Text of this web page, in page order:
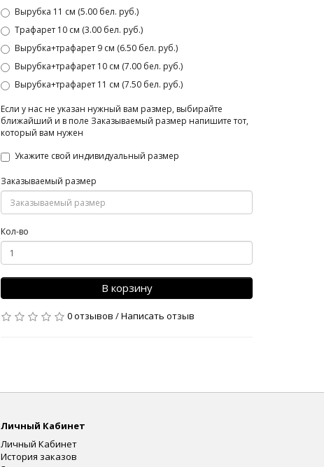
Вырубка 11 см (5.00 бел. руб.)
Трафарет 10 см (3.00 бел. руб.)
Вырубка+трафарет 9 см (6.50 бел. руб.)
Вырубка+трафарет 10 см (7.00 бел. руб.)
Вырубка+трафарет 11 см (7.50 бел. руб.)
Если у нас не указан нужный вам размер, выбирайте
ближайший и в поле Заказываемый размер напишите тот,
который вам нужен
Укажите свой индивидуальный размер
Заказываемый размер
Кол-во
В корзину
0 отзывов /Написать отзыв
Личный Кабинет
Личный Кабинет
История заказов